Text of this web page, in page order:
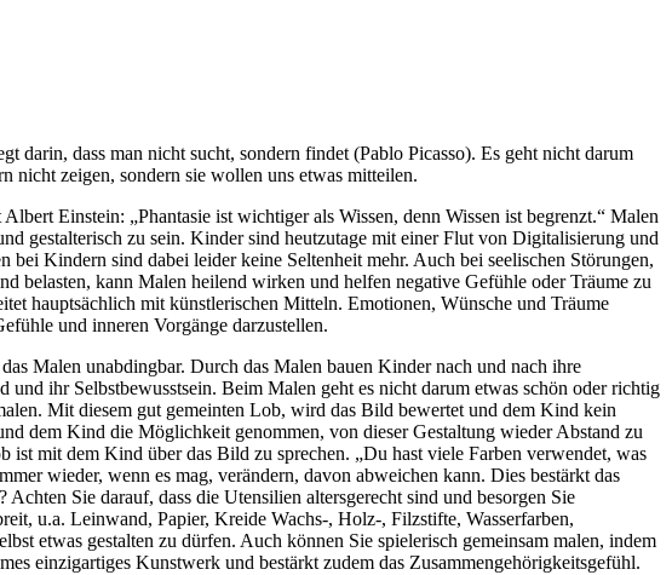
dass man nicht sucht, sondern findet (Pablo Picasso). Es geht nicht darum
zeigen, sondern sie wollen uns etwas mitteilen.
Einstein: „Phantasie ist wichtiger als Wissen, denn Wissen ist begrenzt.“ Malen
gestalterisch zu sein. Kinder sind heutzutage mit einer Flut von Digitalisierung und
Kindern sind dabei leider keine Seltenheit mehr. Auch bei seelischen Störungen,
belasten, kann Malen heilend wirken und helfen negative Gefühle oder Träume zu
hauptsächlich mit künstlerischen Mitteln. Emotionen, Wünsche und Träume
und inneren Vorgänge darzustellen.
Malen unabdingbar. Durch das Malen bauen Kinder nach und nach ihre
ihr Selbstbewusstsein. Beim Malen geht es nicht darum etwas schön oder richtig
Mit diesem gut gemeinten Lob, wird das Bild bewertet und dem Kind kein
dem Kind die Möglichkeit genommen, von dieser Gestaltung wieder Abstand zu
mit dem Kind über das Bild zu sprechen. „Du hast viele Farben verwendet, was
wieder, wenn es mag, verändern, davon abweichen kann. Dies bestärkt das
Sie darauf, dass die Utensilien altersgerecht sind und besorgen Sie
u.a. Leinwand, Papier, Kreide Wachs-, Holz-, Filzstifte, Wasserfarben,
etwas gestalten zu dürfen. Auch können Sie spielerisch gemeinsam malen, indem
einzigartiges Kunstwerk und bestärkt zudem das Zusammengehörigkeitsgefühl.